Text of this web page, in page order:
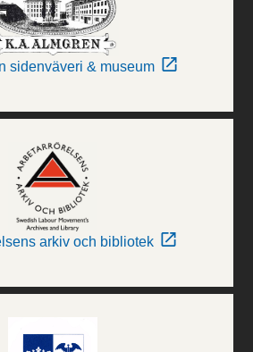
sidenväveri & museum
arkiv och bibliotek